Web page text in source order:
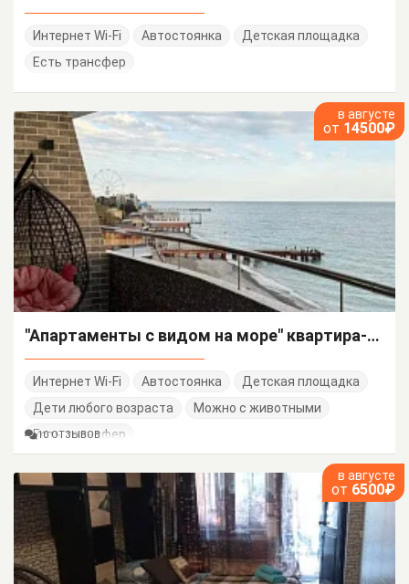
Интернет Wi-Fi Автостоянка
Детская площадка
Есть трансфер
в августе
от 14500₽
"Апартаменты с видом на море" квартира-студия
Интернет Wi-Fi Автостоянка
Детская площадка
Дети любого возраста
Можно с животными
Есть трансфер
10 ОТЗЫВОВ
в августе
от 6500₽